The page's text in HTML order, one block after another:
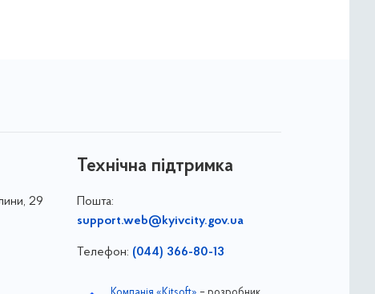
29
Технічна підтримка
Пошта:
support.web@kyivcity.gov.ua
Телефон: (044) 366-80-13